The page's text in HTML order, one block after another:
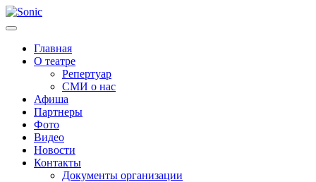
Главная
О театре
Репертуар
СМИ о нас
Афиша
Партнеры
Фото
Видео
Новости
Контакты
Документы организации